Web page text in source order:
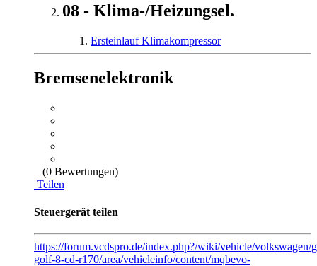
08 - Klima-/Heizungsel.
Ersteinlauf Klimakompressor
Bremsenelektronik
(0 Bewertungen)
Teilen
Steuergerät teilen
https://forum.vcdspro.de/index.php?/wiki/vehicle/volkswagen/
golf-8-cd-r170/area/vehicleinfo/content/mqbevo-